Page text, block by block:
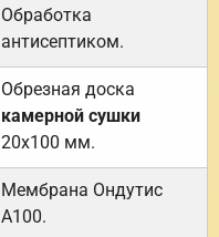
Обработка
антисептиком.
Обрезная доска
камерной сушки
20х100 мм.
Мембрана Ондутис
А100.